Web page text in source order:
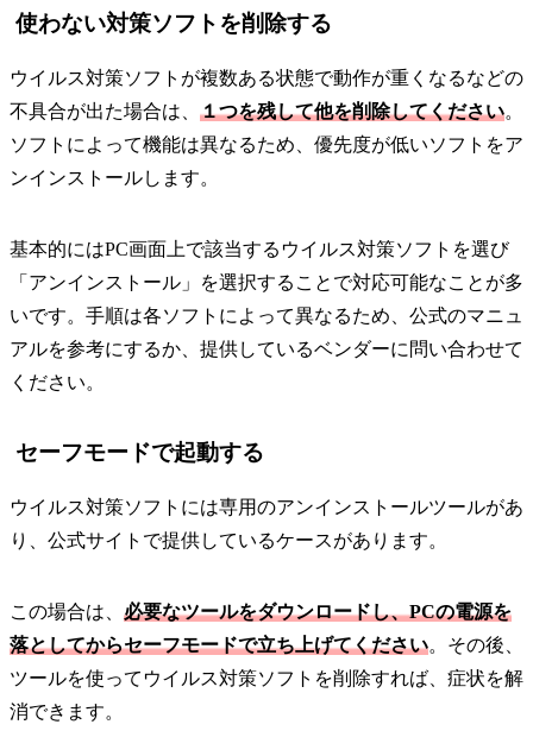
使わない対策ソフトを削除する
ウイルス対策ソフトが複数ある状態で動作が重くなるなどの
不具合が出た場合は、 １つを残して他を削除してください。
ソフトによって機能は異なるため、優先度が低いソフトをア
ンインストールします。
基本的にはPC画面上で該当するウイルス対策ソフトを選び
「アンインストール」を選択することで対応可能なことが多
いです。手順は各ソフトによって異なるため、公式のマニュ
アルを参考にするか、提供しているベンダーに問い合わせて
ください。
セーフモードで起動する
ウイルス対策ソフトには専用のアンインストールツールがあ
り、公式サイトで提供しているケースがあります。
この場合は、 必要なツールをダウンロードし、PCの電源を
落としてからセーフモードで立ち上げてください。その後、
ツールを使ってウイルス対策ソフトを削除すれば、症状を解
消できます。